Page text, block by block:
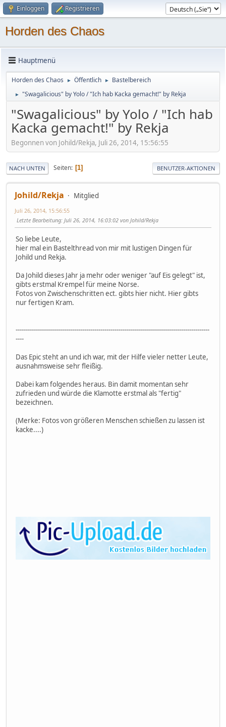
Einloggen Registrieren
Horden des Chaos
Hauptmenü
Horden des Chaos ► Öffentlich ► Bastelbereich
► "Swagalicious" by Yolo / "Ich hab Kacka gemacht!" by Rekja
"Swagalicious" by Yolo / "Ich hab
Kacka gemacht!" by Rekja
Begonnen von Johild/Rekja, Juli 26, 2014, 15:56:55
NACH UNTEN Seiten 1 BENUTZER-AKTIONEN
Johild/Rekja Mitglied
Juli 26, 2014, 15:56:55
Letzte Bearbeitung: Juli 26, 2014, 16:03:02 von Johild/Rekja
So liebe Leute,
hier mal ein Bastelthread von mir mit lustigen Dingen für
Johild und Rekja.
Da Johild dieses Jahr ja mehr oder weniger "auf Eis gelegt" ist,
gibts erstmal Krempel für meine Norse.
Fotos von Zwischenschritten ect. gibts hier nicht. Hier gibts
nur fertigen Kram.
------------------------------------------------------------------------------------------------
----
Das Epic steht an und ich war, mit der Hilfe vieler netter Leute,
ausnahmsweise sehr fleißig.
Dabei kam folgendes heraus. Bin damit momentan sehr
zufrieden und würde die Klamotte erstmal als "fertig"
bezeichnen.
(Merke: Fotos von größeren Menschen schießen zu lassen ist
kacke....)